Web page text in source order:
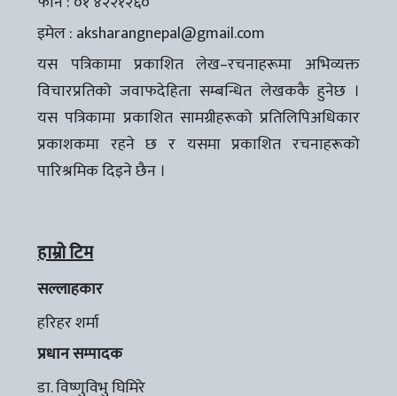
इमेल : aksharangnepal@gmail.com
यस पत्रिकामा प्रकाशित लेख–रचनाहरूमा अभिव्यक्त
विचारप्रतिको जवाफदेहिता सम्बन्धित लेखककै हुनेछ ।
यस पत्रिकामा प्रकाशित सामग्रीहरूको प्रतिलिपिअधिकार
प्रकाशकमा रहने छ र यसमा प्रकाशित रचनाहरूको
पारिश्रमिक दिइने छैन ।
हाम्रो टिम
सल्लाहकार
हरिहर शर्मा
प्रधान सम्पादक
डा. विष्णुविभु घिमिरे